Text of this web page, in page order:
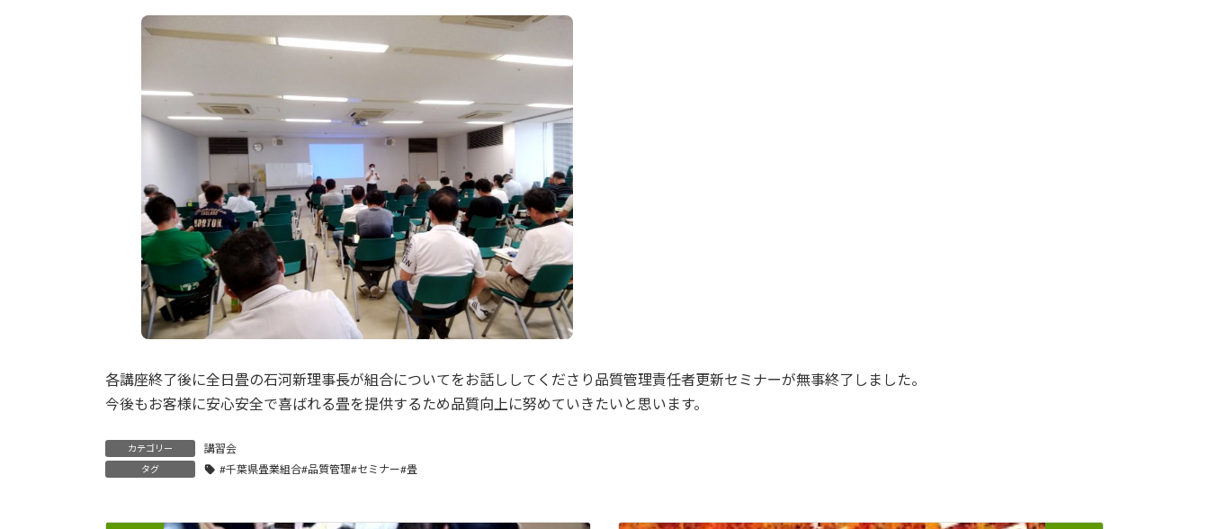
各講座終了後に全日畳の石河新理事長が組合についてをお話ししてくださり品質管理責任者更新セミナーが無事終了しました。
今後もお客様に安心安全で喜ばれる畳を提供するため品質向上に努めていきたいと思います。
カテゴリー 講習会
タグ #千葉県畳業組合#品質管理#セミナー#畳